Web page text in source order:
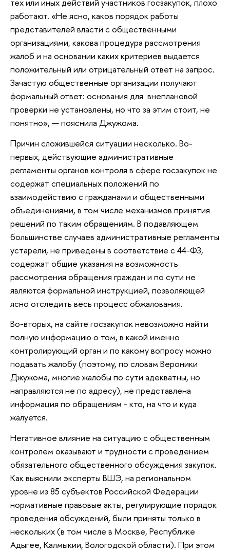
работают. «Не ясно, каков порядок работы
представителей власти с общественными
организациями, какова процедура рассмотрения
жалоб и на основании каких критериев выдается
положительный или отрицательный ответ на запрос.
Зачастую общественные организации получают
формальный ответ: основания для внеплановой
проверки не установлены, но что за этим стоит, не
понятно», — пояснила Джужома.
Причин сложившейся ситуации несколько. Во-
первых, действующие административные
регламенты органов контроля в сфере госзакупок не
содержат специальных положений по
взаимодействию с гражданами и общественными
объединениями, в том числе механизмов принятия
решений по таким обращениям. В подавляющем
большинстве случаев административные регламенты
устарели, не приведены в соответствие с 44-ФЗ,
содержат общие указания на возможность
рассмотрения обращения граждан и по сути не
являются формальной инструкцией, позволяющей
ясно отследить весь процесс обжалования.
Во-вторых, на сайте госзакупок невозможно найти
полную информацию о том, в какой именно
контролирующий орган и по какому вопросу можно
подавать жалобу (поэтому, по словам Вероники
Джужома, многие жалобы по сути адекватны, но
направляются не по адресу), не представлена
информация по обращениям - кто, на что и куда
жалуется.
Негативное влияние на ситуацию с общественным
контролем оказывают и трудности с проведением
обязательного общественного обсуждения закупок.
Как выяснили эксперты ВШЭ, на региональном
уровне из 85 субъектов Российской Федерации
нормативные правовые акты, регулирующие порядок
проведения обсуждений, были приняты только в
нескольких (в том числе в Москве, Республике
Адыгее, Калмыкии, Вологодской области). При этом